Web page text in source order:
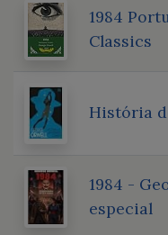
1984
Classics
História
1984 -
especial